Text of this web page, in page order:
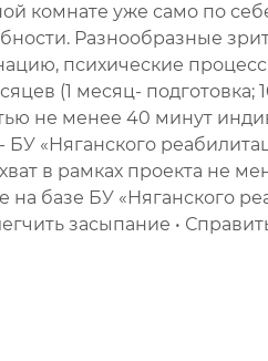
комнате уже само по
Разнообразные
психические
(1 месяц-
не менее 40 минут
БУ «Няганского
в рамках проекта не
на базе БУ «Няганского
засыпание •